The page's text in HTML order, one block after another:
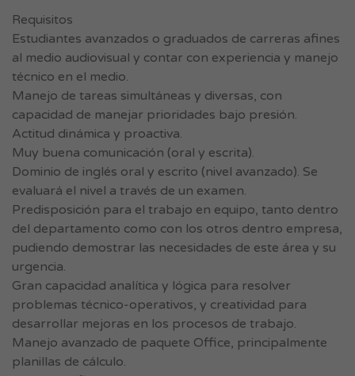
Requisitos
Estudiantes avanzados o graduados de carreras afines
al medio audiovisual y contar con experiencia y manejo
técnico en el medio.
Manejo de tareas simultáneas y diversas, con
capacidad de manejar prioridades bajo presión.
Actitud dinámica y proactiva.
Muy buena comunicación (oral y escrita).
Dominio de inglés oral y escrito (nivel avanzado). Se
evaluará el nivel a través de un examen.
Predisposición para el trabajo en equipo, tanto dentro
del departamento como con los otros dentro empresa,
pudiendo demostrar las necesidades de este área y su
urgencia.
Gran capacidad analítica y lógica para resolver
problemas técnico-operativos, y creatividad para
desarrollar mejoras en los procesos de trabajo.
Manejo avanzado de paquete Office, principalmente
planillas de cálculo.